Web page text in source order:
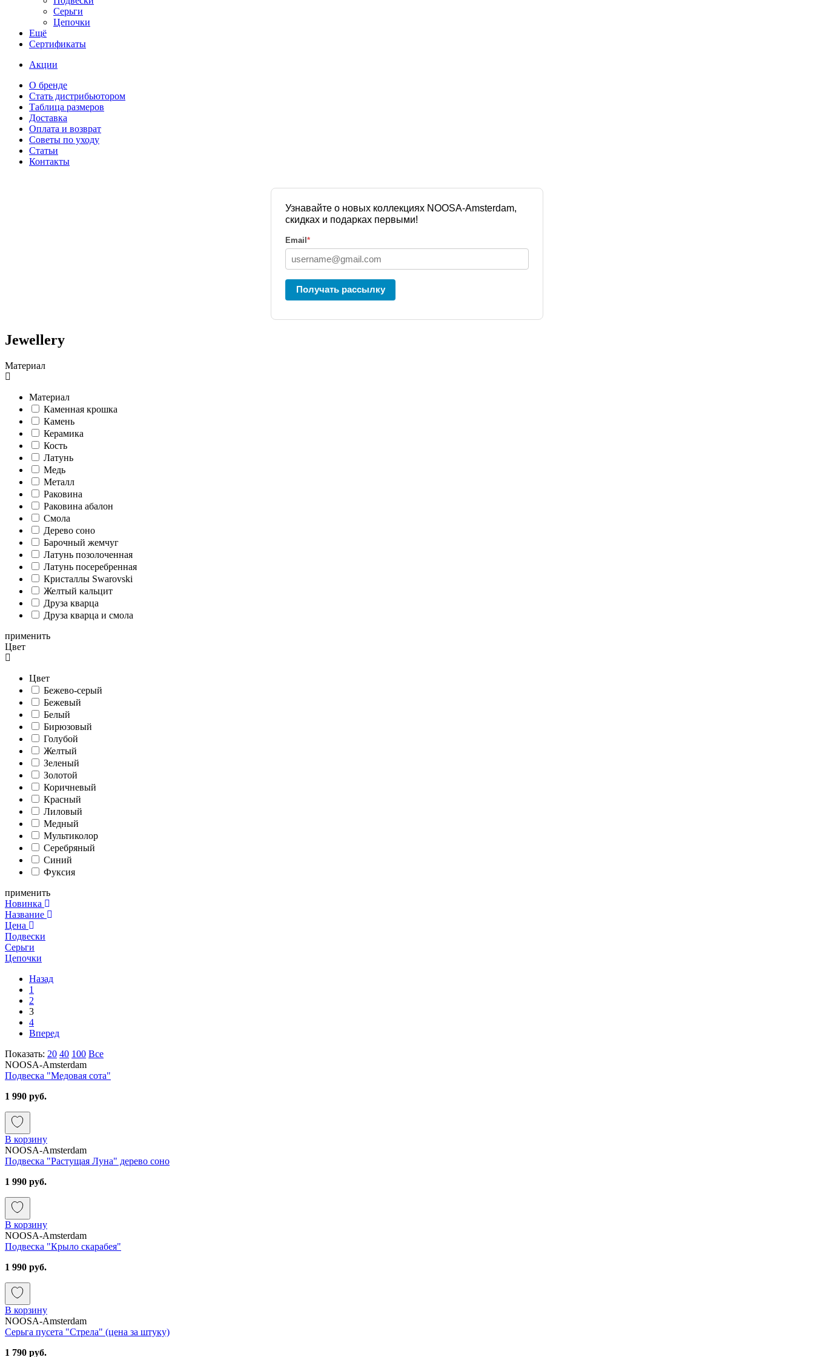
Серьги
Цепочки
Ещё
Сертификаты
Акции
О бренде
Стать дистрибьютором
Таблица размеров
Доставка
Оплата и возврат
Советы по уходу
Статьи
Контакты
Узнавайте о новых коллекциях NOOSA-Amsterdam,
скидках и подарках первыми!
Email *
Получать рассылку
Jewellery
Материал
Материал
Каменная крошка
Камень
Керамика
Кость
Латунь
Медь
Металл
Раковина
Раковина абалон
Смола
Дерево соно
Барочный жемчуг
Латунь позолоченная
Латунь посеребренная
Кристаллы Swarovski
Желтый кальцит
Друза кварца
Друза кварца и смола
применить
Цвет
Цвет
Бежево-серый
Бежевый
Белый
Бирюзовый
Голубой
Желтый
Зеленый
Золотой
Коричневый
Красный
Лиловый
Медный
Мультиколор
Серебряный
Синий
Фуксия
применить
Новинка
Название
Цена
Подвески
Серьги
Цепочки
Назад
1
2
3
4
Вперед
Показать: 20 40 100 Все
NOOSA-Amsterdam
Подвеска "Медовая сота"
1 990 руб.
В корзину
NOOSA-Amsterdam
Подвеска "Растущая Луна" дерево соно
1 990 руб.
В корзину
NOOSA-Amsterdam
Подвеска "Крыло скарабея"
1 990 руб.
В корзину
NOOSA-Amsterdam
Серьга пусета "Стрела" (цена за штуку)
1 790 руб.